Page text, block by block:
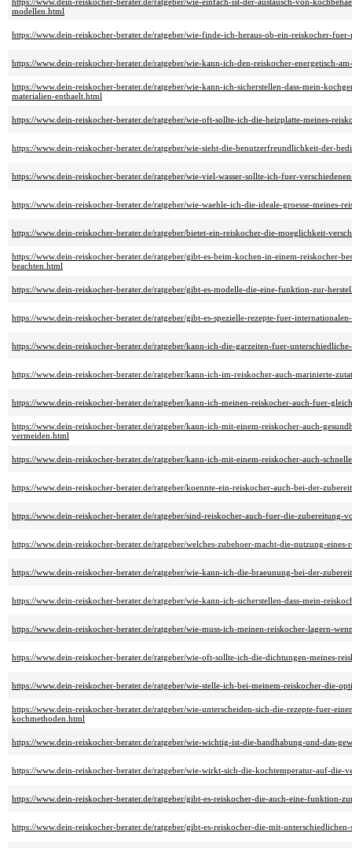
https://www.dein-reiskocher-berater.de/ratgeber/wie-einfach-ist-der-austausch-von-
modellen.html
https://www.dein-reiskocher-berater.de/ratgeber/wie-finde-ich-heraus-ob-ein-reiskocher-
https://www.dein-reiskocher-berater.de/ratgeber/wie-kann-ich-den-reiskocher-energetisch-
https://www.dein-reiskocher-berater.de/ratgeber/wie-kann-ich-sicherstellen-dass-mein-
materialien-enthaelt.html
https://www.dein-reiskocher-berater.de/ratgeber/wie-oft-sollte-ich-die-heizplatte-meines-
https://www.dein-reiskocher-berater.de/ratgeber/wie-sieht-die-benutzerfreundlichkeit-der-
https://www.dein-reiskocher-berater.de/ratgeber/wie-viel-wasser-sollte-ich-fuer-
https://www.dein-reiskocher-berater.de/ratgeber/wie-waehle-ich-die-ideale-groesse-meines-
https://www.dein-reiskocher-berater.de/ratgeber/bietet-ein-reiskocher-die-moeglichkeit-
https://www.dein-reiskocher-berater.de/ratgeber/gibt-es-beim-kochen-in-einem-reiskocher-
beachten.html
https://www.dein-reiskocher-berater.de/ratgeber/gibt-es-modelle-die-eine-funktion-zur-
https://www.dein-reiskocher-berater.de/ratgeber/gibt-es-spezielle-rezepte-fuer-
https://www.dein-reiskocher-berater.de/ratgeber/kann-ich-die-garzeiten-fuer-
https://www.dein-reiskocher-berater.de/ratgeber/kann-ich-im-reiskocher-auch-marinierte-
https://www.dein-reiskocher-berater.de/ratgeber/kann-ich-meinen-reiskocher-auch-fuer-
https://www.dein-reiskocher-berater.de/ratgeber/kann-ich-mit-einem-reiskocher-auch-
vermeiden.html
https://www.dein-reiskocher-berater.de/ratgeber/kann-ich-mit-einem-reiskocher-auch-
https://www.dein-reiskocher-berater.de/ratgeber/koennte-ein-reiskocher-auch-bei-der-
https://www.dein-reiskocher-berater.de/ratgeber/sind-reiskocher-auch-fuer-die-zubereitung-
https://www.dein-reiskocher-berater.de/ratgeber/welches-zubehoer-macht-die-nutzung-eines-
https://www.dein-reiskocher-berater.de/ratgeber/wie-kann-ich-die-braeunung-bei-der-
https://www.dein-reiskocher-berater.de/ratgeber/wie-kann-ich-sicherstellen-dass-mein-
https://www.dein-reiskocher-berater.de/ratgeber/wie-muss-ich-meinen-reiskocher-lagern-
https://www.dein-reiskocher-berater.de/ratgeber/wie-oft-sollte-ich-die-dichtungen-meines-
https://www.dein-reiskocher-berater.de/ratgeber/wie-stelle-ich-bei-meinem-reiskocher-die-
https://www.dein-reiskocher-berater.de/ratgeber/wie-unterscheiden-sich-die-rezepte-fuer-
kochmethoden.html
https://www.dein-reiskocher-berater.de/ratgeber/wie-wichtig-ist-die-handhabung-und-das-
https://www.dein-reiskocher-berater.de/ratgeber/wie-wirkt-sich-die-kochtemperatur-auf-die-
https://www.dein-reiskocher-berater.de/ratgeber/gibt-es-reiskocher-die-auch-eine-funktion-
https://www.dein-reiskocher-berater.de/ratgeber/gibt-es-reiskocher-die-mit-